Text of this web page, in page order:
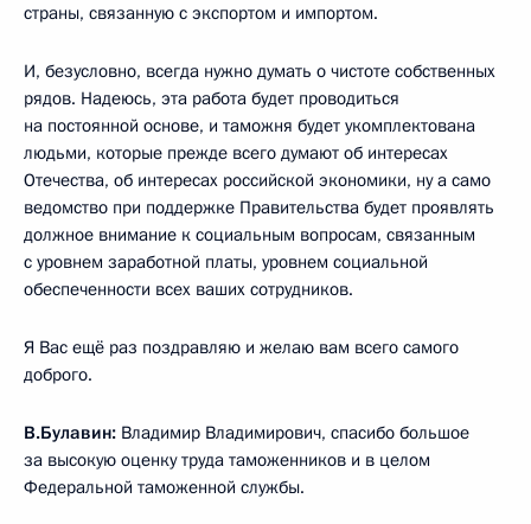
страны, связанную с экспортом и импортом.
И, безусловно, всегда нужно думать о чистоте собственных
рядов. Надеюсь, эта работа будет проводиться
на постоянной основе, и таможня будет укомплектована
людьми, которые прежде всего думают об интересах
Отечества, об интересах российской экономики, ну а само
ведомство при поддержке Правительства будет проявлять
должное внимание к социальным вопросам, связанным
с уровнем заработной платы, уровнем социальной
обеспеченности всех ваших сотрудников.
Я Вас ещё раз поздравляю и желаю вам всего самого
доброго.
В.Булавин: Владимир Владимирович, спасибо большое
за высокую оценку труда таможенников и в целом
Федеральной таможенной службы.